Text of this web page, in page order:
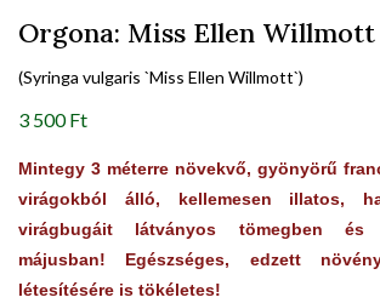
Orgona: Miss Ellen Willmott
(Syringa vulgaris `Miss Ellen Willmott`)
3 500 Ft
Mintegy 3 méterre növekvő, gyönyörű
virágokból álló, kellemesen illatos,
virágbugáit látványos tömegben
májusban! Egészséges, edzett
létesítésére is tökéletes!